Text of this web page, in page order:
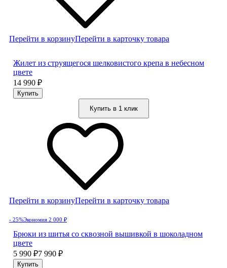
Перейти в корзинуПерейти в карточку товара
Жилет из струящегося шелковистого крепа в небесном
цвете
14 990 ₽
Купить в 1 клик
Перейти в корзинуПерейти в карточку товара
- 25%Экономия 2 000 ₽
Брюки из шитья со сквозной вышивкой в шоколадном
цвете
5 990 ₽7 990 ₽